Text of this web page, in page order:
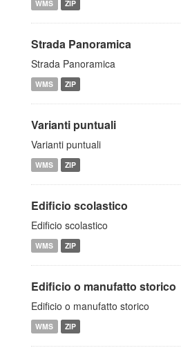
WMS ZIP
Strada Panoramica
Strada Panoramica
WMS ZIP
Varianti puntuali
Varianti puntuali
WMS ZIP
Edificio scolastico
Edificio scolastico
WMS ZIP
Edificio o manufatto storico
Edificio o manufatto storico
WMS ZIP